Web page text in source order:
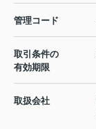
管理コード
取引条件の
有効期限
取扱会社